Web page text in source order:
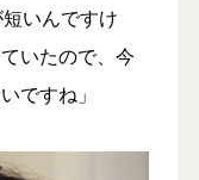
いんですけ
いたので、今
ですね」